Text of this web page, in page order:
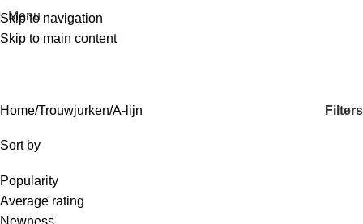
Skip to navigation
Skip to main content
Menu
A-lijn
Home Trouwjurken A-lijn Filters
Sort by
Popularity
Average rating
Newness